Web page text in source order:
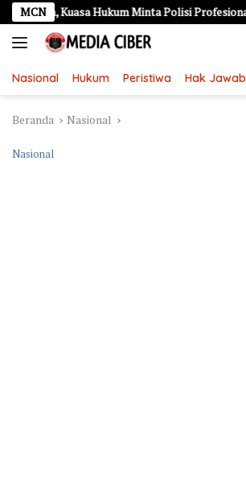
Langsung
ke
konten
MCN
Kuasa Hukum Minta Polisi Profesional
Nasional Hukum Peristiwa Hak Jawab
Beranda Nasional
Nasional